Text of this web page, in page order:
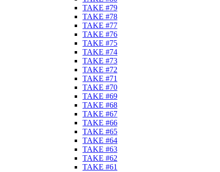
TAKE #79
TAKE #78
TAKE #77
TAKE #76
TAKE #75
TAKE #74
TAKE #73
TAKE #72
TAKE #71
TAKE #70
TAKE #69
TAKE #68
TAKE #67
TAKE #66
TAKE #65
TAKE #64
TAKE #63
TAKE #62
TAKE #61